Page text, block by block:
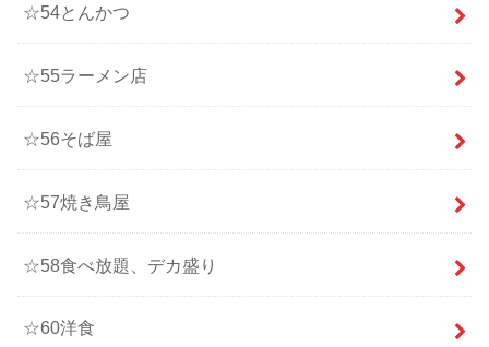
☆54とんかつ
☆55ラーメン店
☆56そば屋
☆57焼き鳥屋
☆58食べ放題、デカ盛り
☆60洋食